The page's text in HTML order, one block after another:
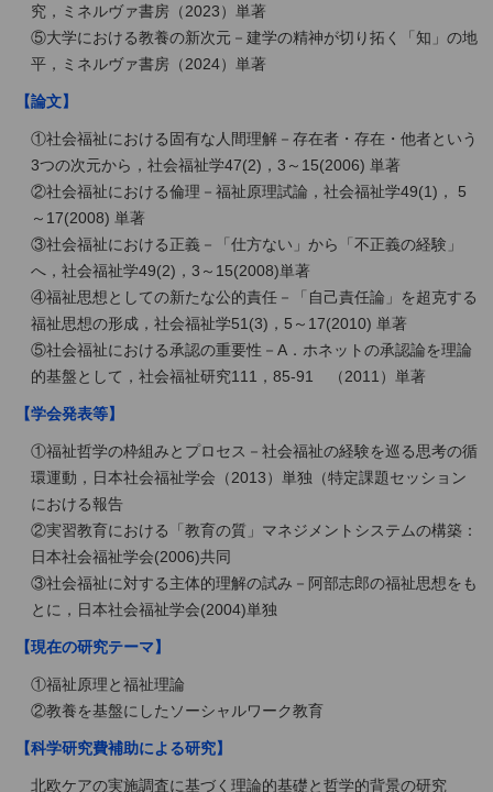
究，ミネルヴァ書房（2023）単著
⑤大学における教養の新次元－建学の精神が切り拓く「知」の地
平，ミネルヴァ書房（2024）単著
【論文】
①社会福祉における固有な人間理解－存在者・存在・他者という
3つの次元から，社会福祉学47(2)，3～15(2006) 単著
②社会福祉における倫理－福祉原理試論，社会福祉学49(1)， 5
～17(2008) 単著
③社会福祉における正義－「仕方ない」から「不正義の経験」
へ，社会福祉学49(2)，3～15(2008)単著
④福祉思想としての新たな公的責任－「自己責任論」を超克する
福祉思想の形成，社会福祉学51(3)，5～17(2010) 単著
⑤社会福祉における承認の重要性－A．ホネットの承認論を理論
的基盤として，社会福祉研究111，85-91 （2011）単著
【学会発表等】
①福祉哲学の枠組みとプロセス－社会福祉の経験を巡る思考の循
環運動，日本社会福祉学会（2013）単独（特定課題セッション
における報告
②実習教育における「教育の質」マネジメントシステムの構築：
日本社会福祉学会(2006)共同
③社会福祉に対する主体的理解の試み－阿部志郎の福祉思想をも
とに，日本社会福祉学会(2004)単独
【現在の研究テーマ】
①福祉原理と福祉理論
②教養を基盤にしたソーシャルワーク教育
【科学研究費補助による研究】
北欧ケアの実施調査に基づく理論的基礎と哲学的背景の研究